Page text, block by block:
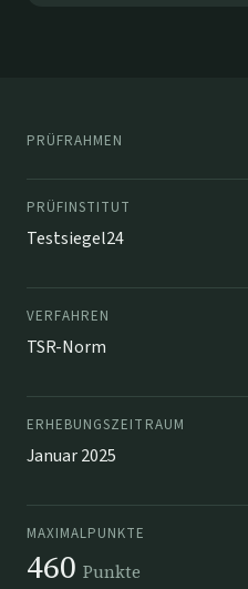
PRÜFRAHMEN
PRÜFINSTITUT
Testsiegel24
VERFAHREN
TSR-Norm
ERHEBUNGSZEITRAUM
Januar 2025
MAXIMALPUNKTE
460 Punkte